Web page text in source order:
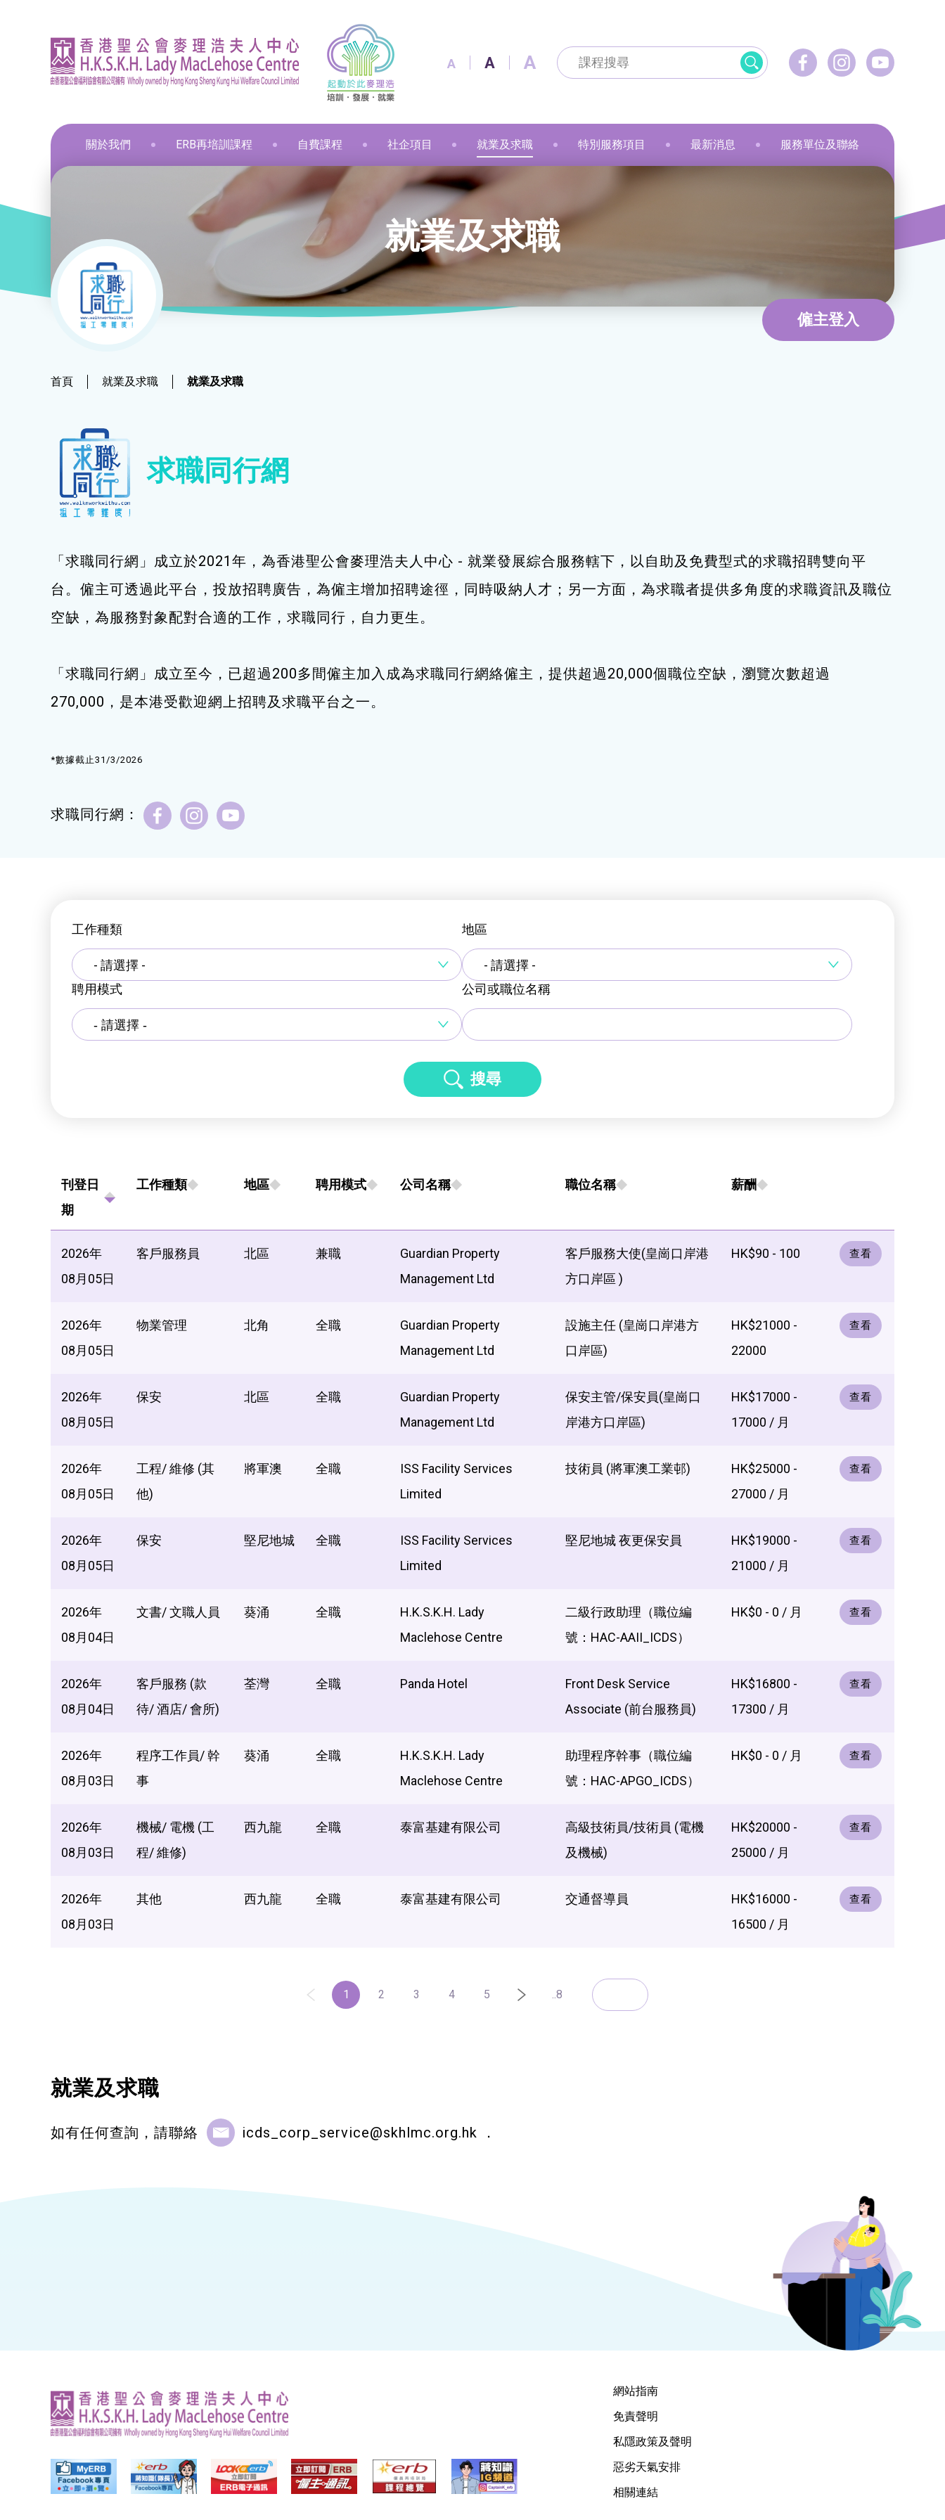
A A A
關於我們
葵涌區 – 工商業社會服務部
葵涌邨旭葵樓 - 葵涌社區服務中心
青衣區 – 青衣綜合服務中心
荃灣區 – 梨木樹綜合服務中心
ERB再培訓課程
資訊及通訊科技 金融財務
中醫保健
美容 美髮
酒店 教育康體
印刷及出版 個人素養
職業語文 健康護理
旅遊
技能提升課程
飲食 美容
中醫保健 健康護理
物業管理及保安 社會服務
商業 環境服務
少數族裔人士課程
飲食 職業語文
通用技能 職業語文
飲食 商業
ERB服務點
ERB資訊
自費課程
髮型改造 動物保健
手語課程
急救課程
化妝 美容
布藝手工
布藝製作 車縫
花藝手工
保鮮花手作 押花手作
新春注連繩
寵物護理及美容
寵物急救
藝術分享
和諧粉彩 蠟燭
星際漫遊 小廚神學堂
和諧粉彩畫(兒童) Sweet Heart 甜品工房
社企項目
寵愛軒
麥理浩餐廳
融藝工房
融藝坊
就業及求職
就業及求職
最新資訊 / 招聘會
求職錦囊
僱主及企業服務
特別服務項目 最新消息 服務單位及聯絡
就業及求職
僱主登入
首頁 就業及求職 就業及求職
求職同行網
「求職同行網」成立於2021年，為香港聖公會麥理浩夫人中心 - 就業發展綜合服務轄下，以自助及免費型式的求職招聘雙向平
台。僱主可透過此平台，投放招聘廣告，為僱主增加招聘途徑，同時吸納人才；另一方面，為求職者提供多角度的求職資訊及職位
空缺，為服務對象配對合適的工作，求職同行，自力更生。
「求職同行網」成立至今，已超過200多間僱主加入成為求職同行網絡僱主，提供超過20,000個職位空缺，瀏覽次數超過
270,000，是本港受歡迎網上招聘及求職平台之一。
*數據截止31/3/2026
求職同行網：
工作種類
- 請選擇 -
地區
- 請選擇 -
聘用模式
公司或職位名稱
搜尋
刊登日
期
工作種類 地區 聘用模式 公司名稱 職位名稱 薪酬
2026年
08月05日
客戶服務員 北區 兼職
Guardian Property
Management Ltd
客戶服務大使(皇崗口岸港
方口岸區 )
HK$90 - 100 查看
2026年
08月05日
物業管理 北角 全職
Guardian Property
Management Ltd
設施主任 (皇崗口岸港方
口岸區)
HK$21000 -
22000
查看
2026年
08月05日
保安 北區 全職
Guardian Property
Management Ltd
保安主管/保安員(皇崗口
岸港方口岸區)
HK$17000 -
17000 / 月
查看
2026年
08月05日
工程/ 維修 (其
他)
將軍澳 全職
ISS Facility Services
Limited
技術員 (將軍澳工業邨)
HK$25000 -
27000 / 月
查看
2026年
08月05日
保安 堅尼地城 全職
ISS Facility Services
Limited
堅尼地城 夜更保安員
HK$19000 -
21000 / 月
查看
2026年
08月04日
文書/ 文職人員 葵涌 全職
H.K.S.K.H. Lady
Maclehose Centre
二級行政助理（職位編
號：HAC-AAII_ICDS）
HK$0 - 0 / 月 查看
2026年
08月04日
客戶服務 (款
待/ 酒店/ 會所)
荃灣 全職 Panda Hotel
Front Desk Service
Associate (前台服務員)
HK$16800 -
17300 / 月
查看
2026年
08月03日
程序工作員/ 幹
事
葵涌 全職
H.K.S.K.H. Lady
Maclehose Centre
助理程序幹事（職位編
號：HAC-APGO_ICDS）
HK$0 - 0 / 月 查看
2026年
08月03日
機械/ 電機 (工
程/ 維修)
西九龍 全職 泰富基建有限公司
高級技術員/技術員 (電機
及機械)
HK$20000 -
25000 / 月
查看
2026年
08月03日
其他 西九龍 全職 泰富基建有限公司 交通督導員
HK$16000 -
16500 / 月
查看
1 2 3 4 5 ..8
就業及求職
如有任何查詢，請聯絡 icds_corp_service@skhlmc.org.hk ．
網站指南
免責聲明
私隱政策及聲明
惡劣天氣安排
相關連結